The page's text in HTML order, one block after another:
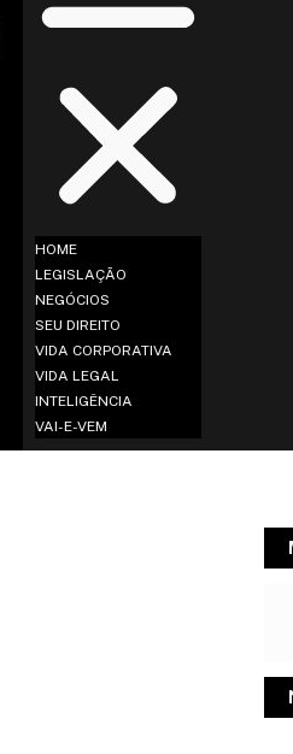
HOME
LEGISLAÇÃO
NEGÓCIOS
SEU DIREITO
VIDA CORPORATIVA
VIDA LEGAL
INTELIGÊNCIA
VAI-E-VEM